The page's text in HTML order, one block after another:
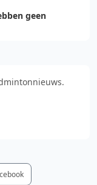
geen